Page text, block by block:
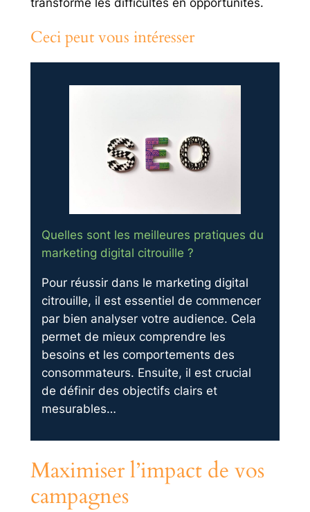
Ceci peut vous intéresser
Quelles sont les meilleures pratiques du
marketing digital citrouille ?
Pour réussir dans le marketing digital
citrouille, il est essentiel de commencer
par bien analyser votre audience. Cela
permet de mieux comprendre les
besoins et les comportements des
consommateurs. Ensuite, il est crucial
de définir des objectifs clairs et
mesurables…
Maximiser l’impact de vos
campagnes